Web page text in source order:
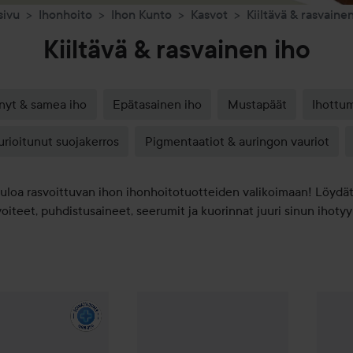
Ihonhoito Ihon Kunto Kasvot Kiiltävä &
Kiiltävä & rasvainen iho
& samea iho Epätasainen iho Mustapäät
suojakerros Pigmentaatiot & auringon vauriot
rasvoittuvan ihon ihonhoitotuotteiden valikoimaan!
puhdistusaineet, seerumit ja kuorinnat juuri sinun